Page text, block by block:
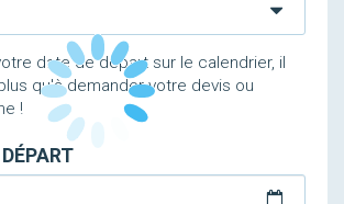
date de départ sur le calendrier, il
qu'à demander votre devis ou
!